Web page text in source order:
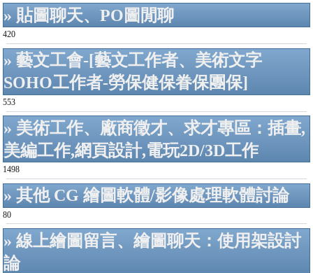
» 貼圖聊天、PO圖閒聊
420
» 藝文工會-[藝文工作者、美術文字
SOHO工作者-勞保健保眷保團保]
553
» 美術工作、廠商徵才、求才專區：插畫,
美編工作,網頁設計,電玩2D/3D工作
1498
» 其他 CG 繪圖軟體/影像處理軟體討論
80
» 線上繪圖留言、繪圖聊天：使用架設討
論